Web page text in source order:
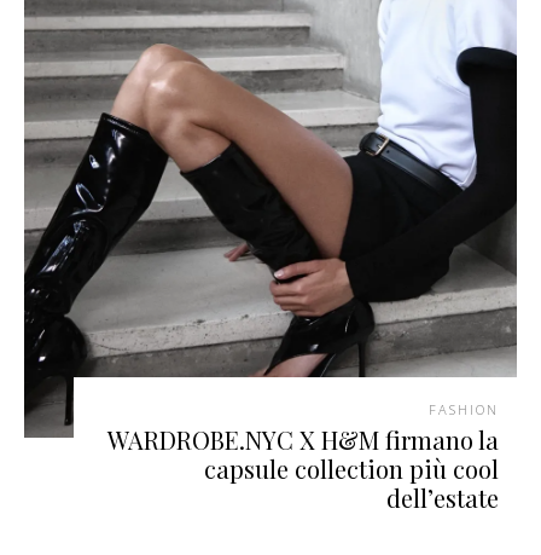
FASHION
WARDROBE.NYC X H&M firmano la
capsule collection più cool
dell’estate